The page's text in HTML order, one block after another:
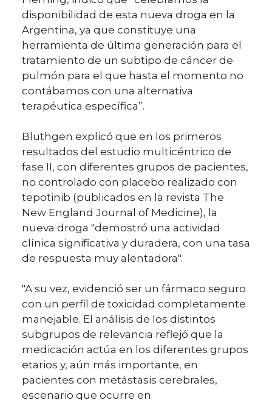
disponibilidad de esta nueva droga en la
Argentina, ya que constituye una
herramienta de última generación para el
tratamiento de un subtipo de cáncer de
pulmón para el que hasta el momento no
contábamos con una alternativa
terapéutica específica”.
Bluthgen explicó que en los primeros
resultados del estudio multicéntrico de
fase II, con diferentes grupos de pacientes,
no controlado con placebo realizado con
tepotinib (publicados en la revista The
New England Journal of Medicine), la
nueva droga "demostró una actividad
clínica significativa y duradera, con una tasa
de respuesta muy alentadora".
"A su vez, evidenció ser un fármaco seguro
con un perfil de toxicidad completamente
manejable. El análisis de los distintos
subgrupos de relevancia reflejó que la
medicación actúa en los diferentes grupos
etarios y, aún más importante, en
pacientes con metástasis cerebrales,
escenario que ocurre en